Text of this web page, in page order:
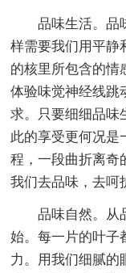
品味生活。品
样需要我们用平静
的核里所包含的情
体验味觉神经线
求。只要细细品味
此的享受更何况是
程，一段曲折离
我们去品味，去呵
品味自然。从
始。每一片的叶子
力。用我们细腻的